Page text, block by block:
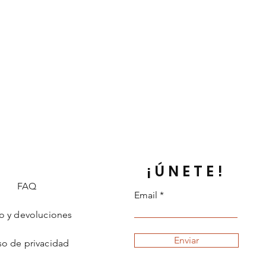
FAQ
y devoluciones
de privacidad
¡ÚNETE!
Email
Enviar